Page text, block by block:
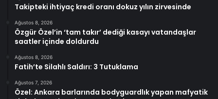
Takipteki ihtiyaç kredi oranı dokuz yılın zirvesinde
Ağustos 8, 2026
Özgür Özel’in ‘tam takır’ dediği kasayı vatandaşlar
saatler içinde doldurdu
Ağustos 8, 2026
Fatih’te Silahlı Saldırı: 3 Tutuklama
Ağustos 7, 2026
Özel: Ankara barlarında bodyguardlık yapan mafyatik